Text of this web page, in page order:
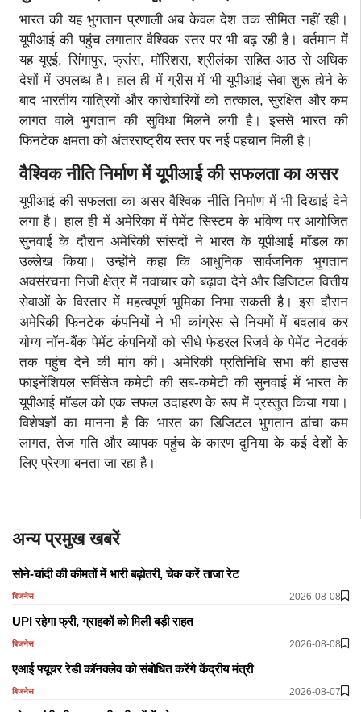
भारत की यह भुगतान प्रणाली अब केवल देश तक सीमित नहीं रही।
यूपीआई की पहुंच लगातार वैश्विक स्तर पर भी बढ़ रही है। वर्तमान में
यह यूएई, सिंगापुर, फ्रांस, मॉरिशस, श्रीलंका सहित आठ से अधिक
देशों में उपलब्ध है। हाल ही में ग्रीस में भी यूपीआई सेवा शुरू होने के
बाद भारतीय यात्रियों और कारोबारियों को तत्काल, सुरक्षित और कम
लागत वाले भुगतान की सुविधा मिलने लगी है। इससे भारत की
फिनटेक क्षमता को अंतरराष्ट्रीय स्तर पर नई पहचान मिली है।
वैश्विक नीति निर्माण में यूपीआई की सफलता का असर
यूपीआई की सफलता का असर वैश्विक नीति निर्माण में भी दिखाई देने
लगा है। हाल ही में अमेरिका में पेमेंट सिस्टम के भविष्य पर आयोजित
सुनवाई के दौरान अमेरिकी सांसदों ने भारत के यूपीआई मॉडल का
उल्लेख किया। उन्होंने कहा कि आधुनिक सार्वजनिक भुगतान
अवसंरचना निजी क्षेत्र में नवाचार को बढ़ावा देने और डिजिटल वित्तीय
सेवाओं के विस्तार में महत्वपूर्ण भूमिका निभा सकती है। इस दौरान
अमेरिकी फिनटेक कंपनियों ने भी कांग्रेस से नियमों में बदलाव कर
योग्य नॉन-बैंक पेमेंट कंपनियों को सीधे फेडरल रिजर्व के पेमेंट नेटवर्क
तक पहुंच देने की मांग की। अमेरिकी प्रतिनिधि सभा की हाउस
फाइनेंशियल सर्विसेज कमेटी की सब-कमेटी की सुनवाई में भारत के
यूपीआई मॉडल को एक सफल उदाहरण के रूप में प्रस्तुत किया गया।
विशेषज्ञों का मानना है कि भारत का डिजिटल भुगतान ढांचा कम
लागत, तेज गति और व्यापक पहुंच के कारण दुनिया के कई देशों के
लिए प्रेरणा बनता जा रहा है।
अन्य प्रमुख खबरें
सोने-चांदी की कीमतों में भारी बढ़ोतरी, चेक करें ताजा रेट
बिजनेस 2026-08-08
​​​​​​​UPI रहेगा फ्री, ग्राहकों को मिली बड़ी राहत
बिजनेस 2026-08-08
एआई फ्यूचर रेडी कॉनक्लेव को संबोधित करेंगे केंद्रीय मंत्री
बिजनेस 2026-08-07